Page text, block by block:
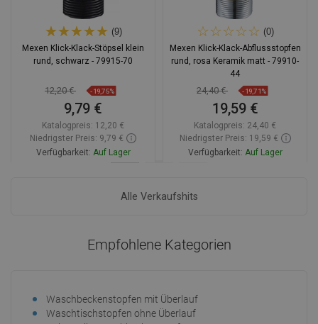
(9)
Mexen Klick-Klack-Stöpsel klein
rund, schwarz - 79915-70
12,20 € -19,75%
9,79 €
Katalogpreis: 12,20 €
Niedrigster Preis: 9,79 €
Verfügbarkeit: Auf Lager
(0)
Mexen Klick-Klack-Abflussstopfen
rund, rosa Keramik matt - 79910-
44
24,40 € -19,71%
19,59 €
Katalogpreis: 24,40 €
Niedrigster Preis: 19,59 €
Verfügbarkeit: Auf Lager
Alle Verkaufshits
Empfohlene Kategorien
Waschbeckenstopfen mit Überlauf
Waschtischstopfen ohne Überlauf